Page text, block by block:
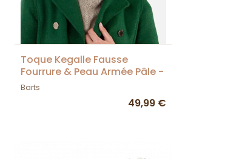
Toque Kegalle Fausse
Fourrure & Peau Armée Pâle -
Barts
Barts
49,99 €